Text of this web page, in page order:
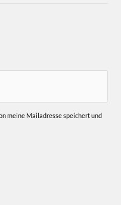
meine Mailadresse speichert und